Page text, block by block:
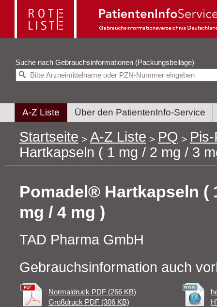
Suche nach Gebrauchsinformationen (Packungsbeilage)
A-Z Liste Über den PatientenInfo-Service
Startseite A-Z Liste PQ
Hartkapseln ( 1 mg / 2 mg / 3
Pomadel® Hartkapseln (
mg / 4 mg )
TAD Pharma GmbH
Gebrauchsinformation auch
Normaldruck PDF (266 KB)
Großdruck PDF (306 KB)